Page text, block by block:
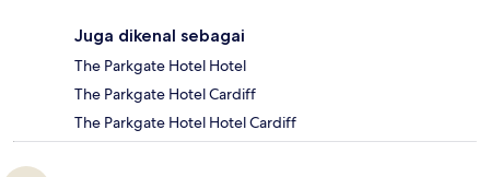
Juga dikenal sebagai
The Parkgate Hotel Hotel
The Parkgate Hotel Cardiff
The Parkgate Hotel Hotel Cardiff